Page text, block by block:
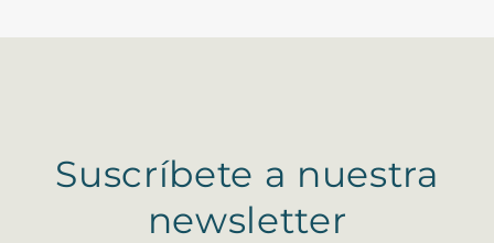
Suscríbete a nuestra
newsletter